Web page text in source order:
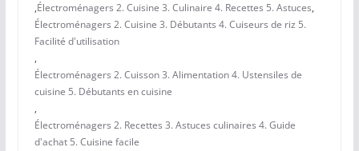
,Électroménagers 2. Cuisine 3. Culinaire 4. Recettes 5. Astuces,
Électroménagers 2. Cuisine 3. Débutants 4. Cuiseurs de riz 5.
Facilité d'utilisation
,
Électroménagers 2. Cuisson 3. Alimentation 4. Ustensiles de
cuisine 5. Débutants en cuisine
,
Électroménagers 2. Recettes 3. Astuces culinaires 4. Guide
d'achat 5. Cuisine facile